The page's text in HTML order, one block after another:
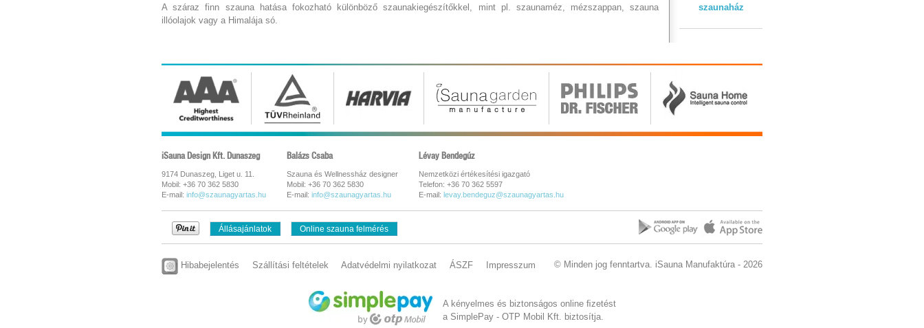
A száraz finn szauna hatása fokozható különböző szaunakiegészítőkkel, mint pl. szaunaméz, mézszappan, szauna
illóolajok vagy a Himalája só.
szaunaház
iSauna Design Kft. Dunaszeg
9174 Dunaszeg, Liget u. 11.
Mobil: +36 70 362 5830
E-mail: info@szaunagyartas.hu
Balázs Csaba
Szauna és Wellnessház designer
Mobil: +36 70 362 5830
E-mail: info@szaunagyartas.hu
Lévay Bendegúz
Nemzetközi értékesítési igazgató
Telefon: +36 70 362 5597
E-mail: levay.bendeguz@szaunagyartas.hu
Állásajánlatok Online szauna felmérés
Hibabejelentés Szállítási feltételek Adatvédelmi nyilatkozat ÁSZF Impresszum © Minden jog fenntartva. iSauna Manufaktúra - 2026
A kényelmes és biztonságos online ﬁzetést
a SimplePay - OTP Mobil Kft. biztosítja.